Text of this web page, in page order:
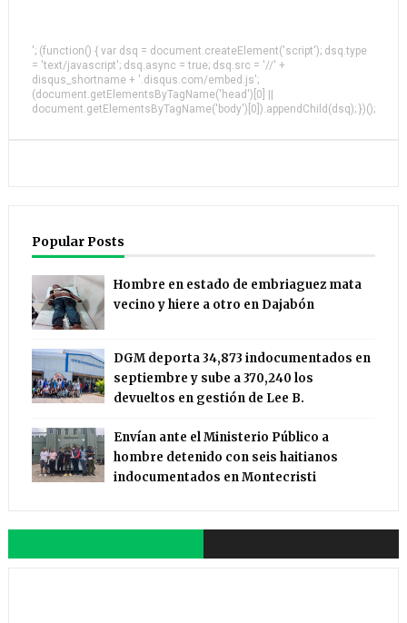
'; (function() { var dsq = document.createElement('script'); dsq.type
= 'text/javascript'; dsq.async = true; dsq.src = '//' +
disqus_shortname + '.disqus.com/embed.js';
(document.getElementsByTagName('head')[0] ||
document.getElementsByTagName('body')[0]).appendChild(dsq); })();
Popular Posts
Hombre en estado de embriaguez mata
vecino y hiere a otro en Dajabón
DGM deporta 34,873 indocumentados en
septiembre y sube a 370,240 los
devueltos en gestión de Lee B.
Envían ante el Ministerio Público a
hombre detenido con seis haitianos
indocumentados en Montecristi